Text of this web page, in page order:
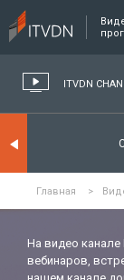
ITVDN
Главная >
На видео канале
вебинаров,